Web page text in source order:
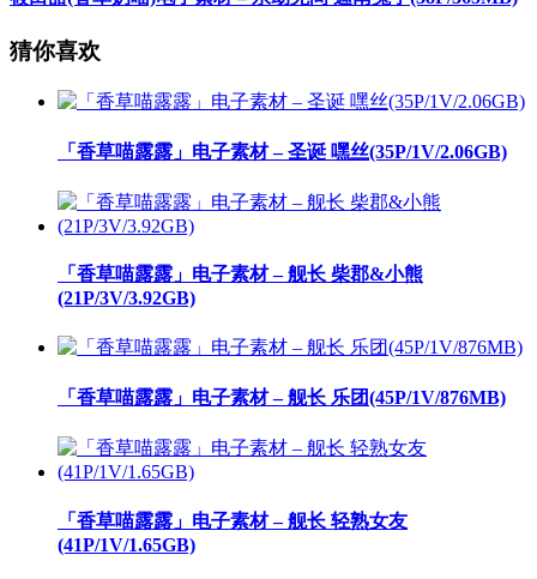
猜你喜欢
「香草喵露露」电子素材 – 圣诞 嘿丝(35P/1V/2.06GB)
「香草喵露露」电子素材 – 舰长 柴郡&小熊
(21P/3V/3.92GB)
「香草喵露露」电子素材 – 舰长 乐团(45P/1V/876MB)
「香草喵露露」电子素材 – 舰长 轻熟女友
(41P/1V/1.65GB)